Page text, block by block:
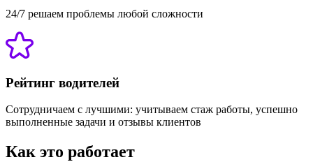
24/7 решаем проблемы любой сложности
Рейтинг водителей
Сотрудничаем с лучшими: учитываем стаж работы, успешно
выполненные задачи и отзывы клиентов
Как это работает